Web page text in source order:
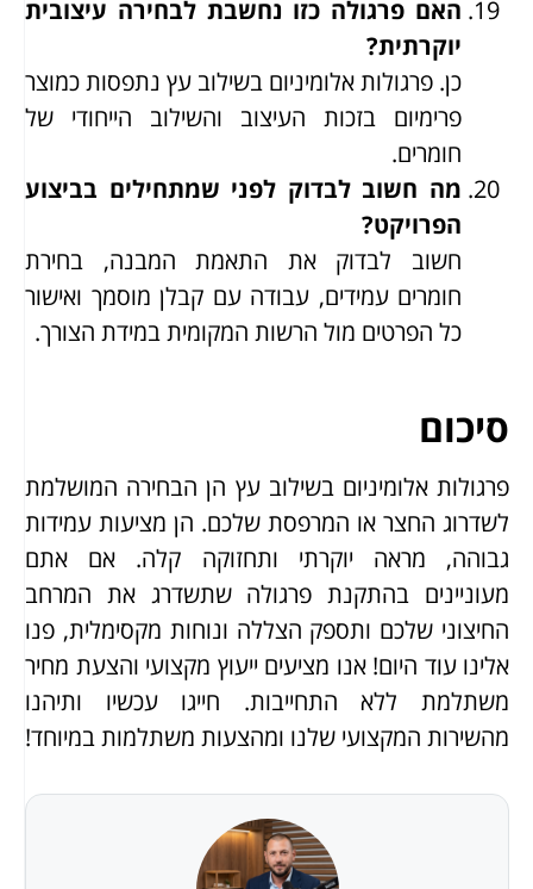
האם פרגולה כזו נחשבת לבחירה עיצובית
יוקרתית?
כן. פרגולות אלומיניום בשילוב עץ נתפסות כמוצר
פרימיום בזכות העיצוב והשילוב הייחודי של
חומרים.
מה חשוב לבדוק לפני שמתחילים בביצוע
הפרויקט?
חשוב לבדוק את התאמת המבנה, בחירת
חומרים עמידים, עבודה עם קבלן מוסמך ואישור
כל הפרטים מול הרשות המקומית במידת הצורך.
סיכום
פרגולות אלומיניום בשילוב עץ הן הבחירה המושלמת
לשדרוג החצר או המרפסת שלכם. הן מציעות עמידות
גבוהה, מראה יוקרתי ותחזוקה קלה. אם אתם
מעוניינים בהתקנת פרגולה שתשדרג את המרחב
החיצוני שלכם ותספק הצללה ונוחות מקסימלית, פנו
אלינו עוד היום! אנו מציעים ייעוץ מקצועי והצעת מחיר
משתלמת ללא התחייבות. חייגו עכשיו ותיהנו
מהשירות המקצועי שלנו ומהצעות משתלמות במיוחד!